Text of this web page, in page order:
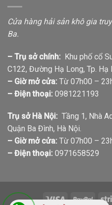
Cửa hàng hải sản khô gia
Ba.
– Trụ sở chính: Khu phố cổ
C122, Đường Hạ Long, Tp. Hạ
– Giờ mở cửa: Từ 07h00 –
– Điện thoại: 0981221193
Trụ sở Hà Nội: Tầng 1, Nhà
Quận Ba Đình, Hà Nội.
– Giờ mở cửa: Từ 07h00 –
– Điện thoại: 0971658529